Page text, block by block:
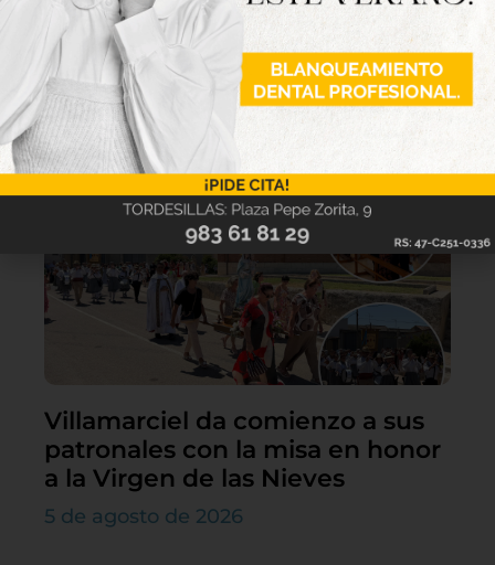
Lo último
Villamarciel da comienzo a sus
patronales con la misa en honor
a la Virgen de las Nieves
5 de agosto de 2026